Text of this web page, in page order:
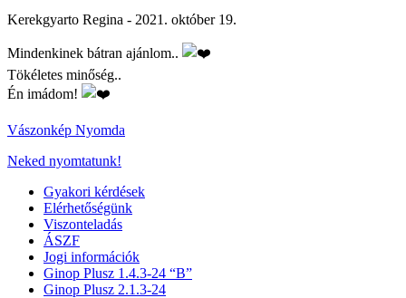
Kerekgyarto Regina - 2021. október 19.
Mindenkinek bátran ajánlom..
Tökéletes minőség..
Én imádom!
Vászonkép Nyomda
Neked nyomtatunk!
Gyakori kérdések
Elérhetőségünk
Viszonteladás
ÁSZF
Jogi információk
Ginop Plusz 1.4.3-24 “B”
Ginop Plusz 2.1.3-24